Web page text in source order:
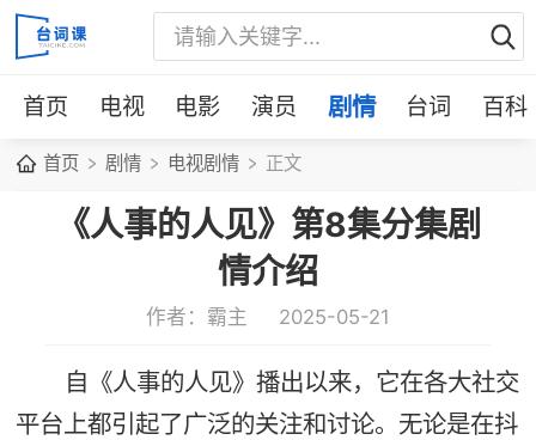
首页 电视 电影 演员 剧情 台词 百科
首页 剧情 电视剧情 正文
《人事的人见》第8集分集剧
情介绍
作者：霸主 2025-05-21
自《人事的人见》播出以来，它在各大社交
平台上都引起了广泛的关注和讨论。无论是在抖